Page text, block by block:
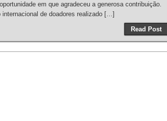
em que agradeceu a generosa contribuição.
de doadores realizado […]
Read Post